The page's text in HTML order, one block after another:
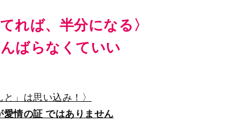
れば、半分になる〉
ばらなくていい
」は思い込み！〉
情の証 ではありません